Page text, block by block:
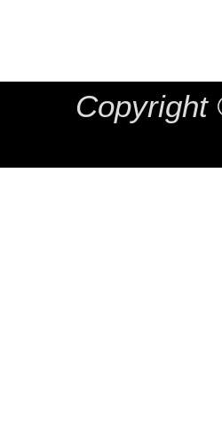
Copyright